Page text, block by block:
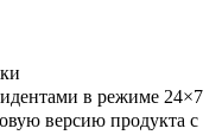
в режиме 24×7
версию продукта с